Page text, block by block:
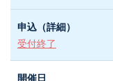
受付終了